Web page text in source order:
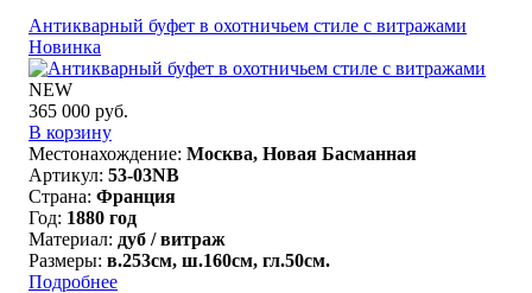
Антикварный буфет в охотничьем стиле с витражами
Новинка
NEW
365 000 руб.
В корзину
Местонахождение: Москва, Новая Басманная
Артикул: 53-03NB
Страна: Франция
Год: 1880 год
Материал: дуб / витраж
Размеры: в.253см, ш.160см, гл.50см.
Подробнее